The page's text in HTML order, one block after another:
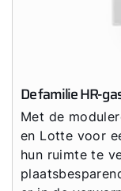
De familie HR-
Met de
en Lotte voor
hun ruimte te